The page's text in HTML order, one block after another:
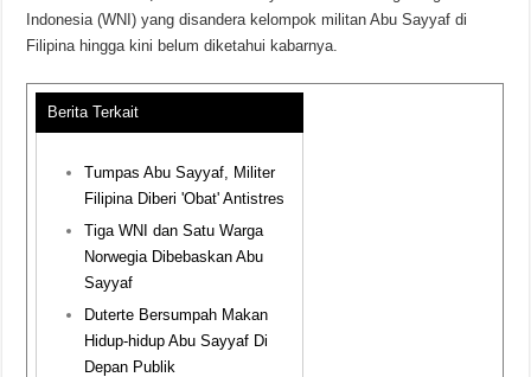
Indonesia (WNI) yang disandera kelompok militan Abu Sayyaf di
Filipina hingga kini belum diketahui kabarnya.
Berita Terkait
Tumpas Abu Sayyaf, Militer
Filipina Diberi 'Obat' Antistres
Tiga WNI dan Satu Warga
Norwegia Dibebaskan Abu
Sayyaf
Duterte Bersumpah Makan
Hidup-hidup Abu Sayyaf Di
Depan Publik